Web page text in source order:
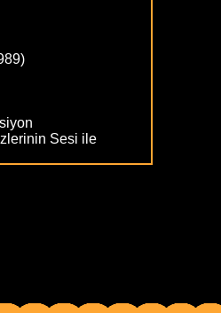
Sesi ile